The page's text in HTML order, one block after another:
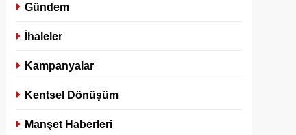
Gündem
İhaleler
Kampanyalar
Kentsel Dönüşüm
Manşet Haberleri